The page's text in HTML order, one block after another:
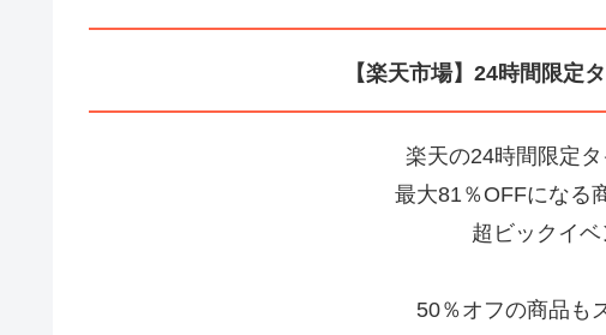
【楽天市場】24時間限定
楽天の24時間限定
最大81％OFFになる
超ビックイベ
50％オフの商品も